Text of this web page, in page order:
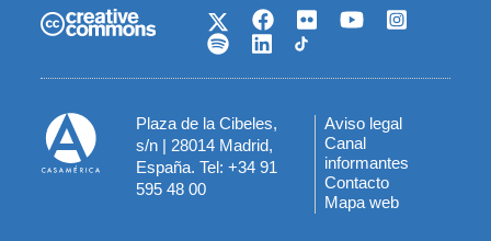
Plaza de la Cibeles,
s/n | 28014 Madrid,
España. Tel: +34 91
595 48 00
Menú
del
pie
Aviso legal
Canal
informantes
Contacto
Mapa web